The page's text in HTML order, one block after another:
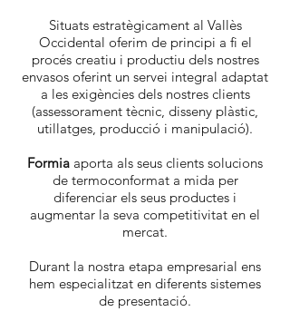
Situats estratègicament al Vallès
Occidental oferim de principi a fi el
procés creatiu i productiu dels nostres
envasos oferint un servei integral adaptat
a les exigències dels nostres clients
(assessorament tècnic, disseny plàstic,
utillatges, producció i manipulació).
Formia aporta als seus clients solucions
de termoconformat a mida per
diferenciar els seus productes i
augmentar la seva competitivitat en el
mercat.
Durant la nostra etapa empresarial ens
hem especialitzat en diferents sistemes
de presentació.